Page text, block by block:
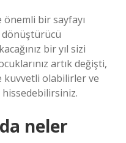
önemli bir sayfayı
dönüştürücü
bir yıl sizi
artık değişti,
kuvvetli olabilirler ve
neler